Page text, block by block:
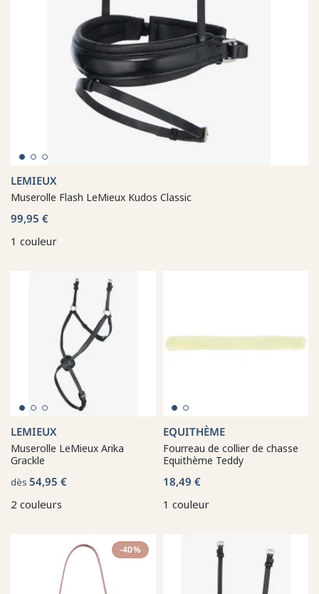
LEMIEUX
Muserolle Flash LeMieux Kudos Classic
99,95 €
1 couleur
LEMIEUX
Muserolle LeMieux Arika
Grackle
dès 54,95 €
2 couleurs
EQUITHÈME
Fourreau de collier de chasse
Equithème Teddy
18,49 €
1 couleur
-40%